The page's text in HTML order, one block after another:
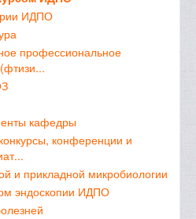
ИДПО
профессиональное
кафедры
конференции и
и прикладной микробиологии
эндоскопии ИДПО